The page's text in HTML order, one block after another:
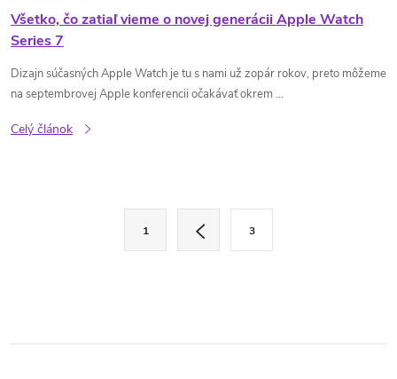
Všetko, čo zatiaľ vieme o novej generácii Apple Watch
Series 7
Dizajn súčasných Apple Watch je tu s nami už zopár rokov, preto môžeme
na septembrovej Apple konferencii očakávať okrem ...
Celý článok
k
1 3